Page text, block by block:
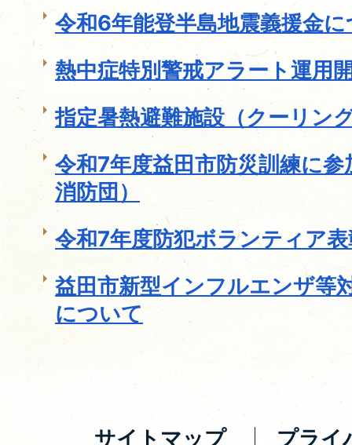
令和6年能登半島地震義援金
熱中症特別警戒アラート運用
指定暑熱避難施設（クーリン
令和7年度益田市防災訓練に
消防団）
令和7年度防犯ボランティア
益田市新型インフルエンザ等
について
サイトマップ プライ